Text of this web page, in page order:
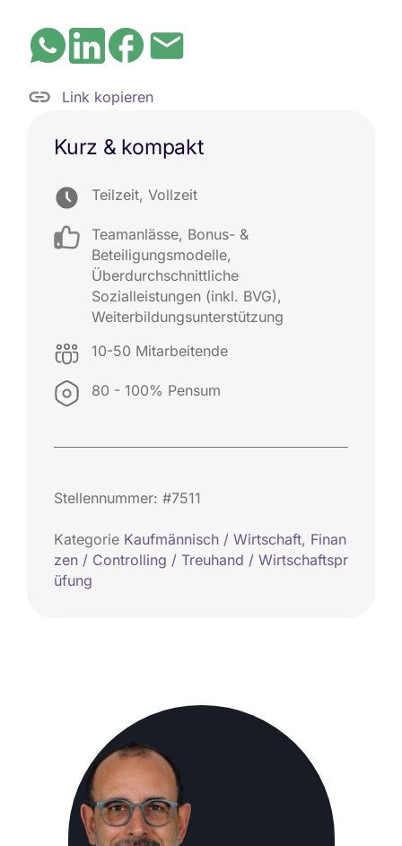
Kurz & kompakt
Teilzeit, Vollzeit
Teamanlässe, Bonus- &
Beteiligungsmodelle,
Überdurchschnittliche
Sozialleistungen (inkl. BVG),
Weiterbildungsunterstützung
10-50 Mitarbeitende
80 - 100% Pensum
Stellennummer: #7511
Kategorie Kaufmännisch / Wirtschaft, Finan
zen / Controlling / Treuhand / Wirtschaftspr
üfung
Link kopieren